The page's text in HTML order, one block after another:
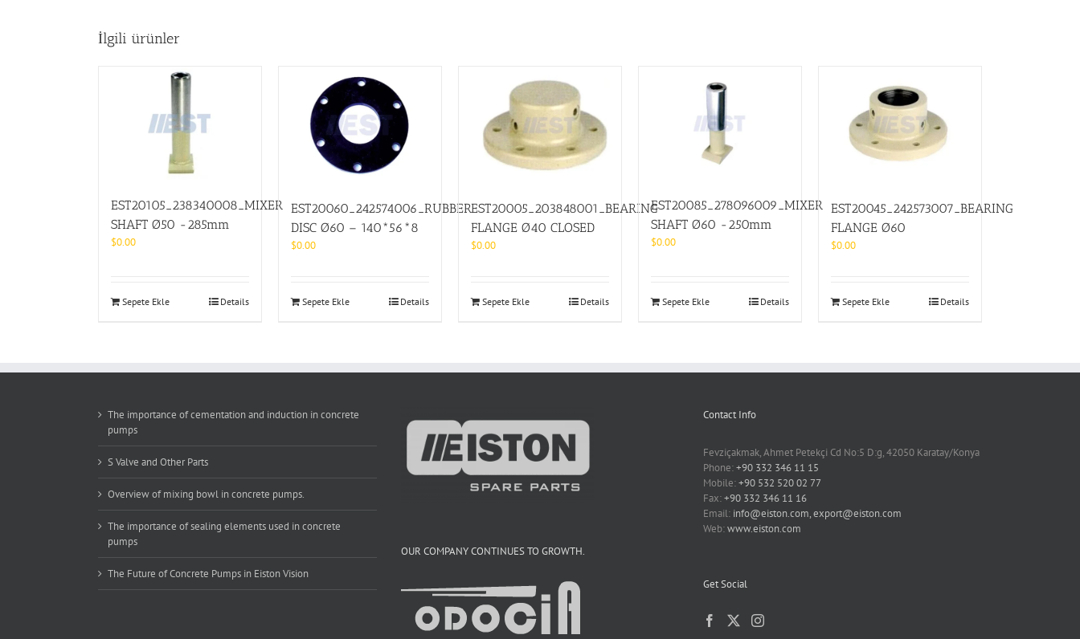
İlgili ürünler
EST20105_238340008_MIXER
SHAFT Ø50 -285mm
$0.00
Sepete Ekle Details
EST20060_242574006_RUBBER
DISC Ø60 – 140*56*8
$0.00
Sepete Ekle Details
EST20005_203848001_BEARING
FLANGE Ø40 CLOSED
$0.00
Sepete Ekle Details
EST20085_278096009_MIXER
SHAFT Ø60 -250mm
$0.00
Sepete Ekle Details
EST20045_242573007_BEARING
FLANGE Ø60
$0.00
Sepete Ekle Details
The importance of cementation and induction in concrete
pumps
S Valve and Other Parts
Overview of mixing bowl in concrete pumps.
The importance of sealing elements used in concrete
pumps
The Future of Concrete Pumps in Eiston Vision
OUR COMPANY CONTINUES TO GROWTH.
Contact Info
Fevziçakmak, Ahmet Petekçi Cd No:5 D:g, 42050 Karatay/Konya
Phone:+90 332 346 11 15
Mobile:+90 532 520 02 77
Fax:+90 332 346 11 16
Email: info@eiston.com, export@eiston.com
Web:www.eiston.com
Get Social